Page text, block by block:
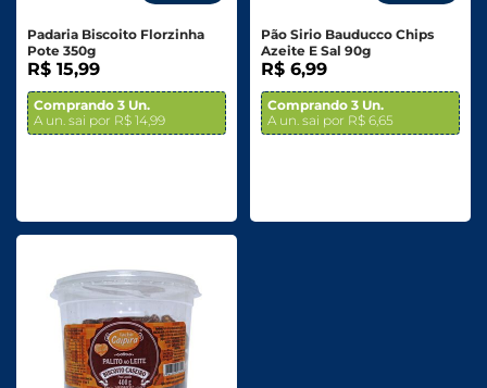
Padaria Biscoito Florzinha
Pote 350g
R$ 15,99
Comprando 3 Un.
A un. sai por R$ 14,99
Pão Sirio Bauducco Chips
Azeite E Sal 90g
R$ 6,99
Comprando 3 Un.
A un. sai por R$ 6,65